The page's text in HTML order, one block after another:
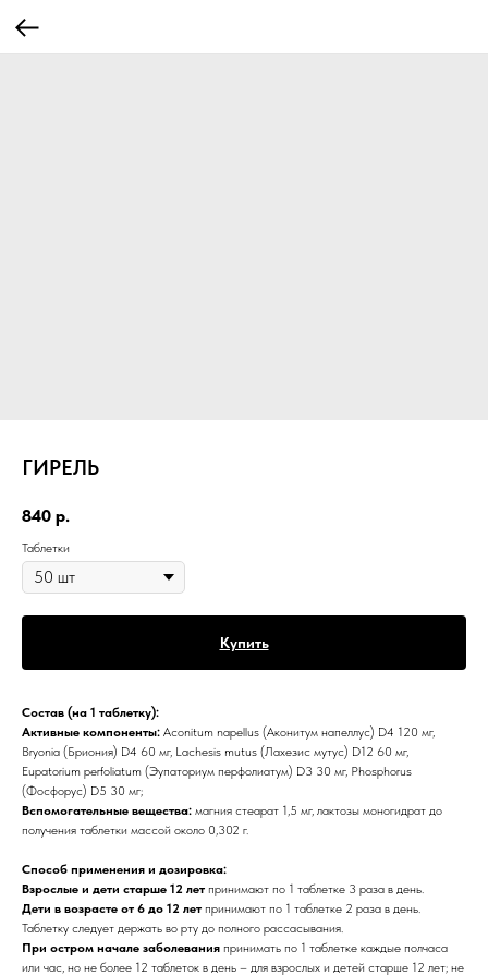
ГИРЕЛЬ
840 р.
Таблетки
Купить
Состав (на 1 таблетку):
Активные компоненты: Aconitum napellus (Aконитум напеллус) D4 120 мг,
Bryonia (Бриония) D4 60 мг, Lachesis mutus (Лахезис мутус) D12 60 мг,
Eupatorium perfoliatum (Эупаториум перфолиатум) D3 30 мг, Phosphorus
(Фосфорус) D5 30 мг;
Вспомогательные вещества: магния стеарат 1,5 мг, лактозы моногидрат до
получения таблетки массой около 0,302 г.
Способ применения и дозировка:
Взрослые и дети старше 12 лет принимают по 1 таблетке 3 раза в день.
Дети в возрасте от 6 до 12 лет принимают по 1 таблетке 2 раза в день.
Таблетку следует держать во рту до полного рассасывания.
При остром начале заболевания принимать по 1 таблетке каждые полчаса
или час, но не более 12 таблеток в день – для взрослых и детей старше 12 лет; не